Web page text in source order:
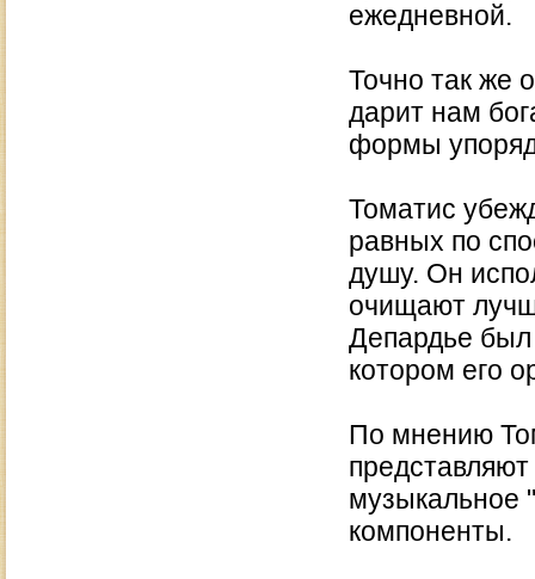
ежедневной.
Точно так же
дарит нам
формы
Томатис
равных по
душу. Он
очищают
Депардье
котором его
По мнению
музыкальное
компоненты.